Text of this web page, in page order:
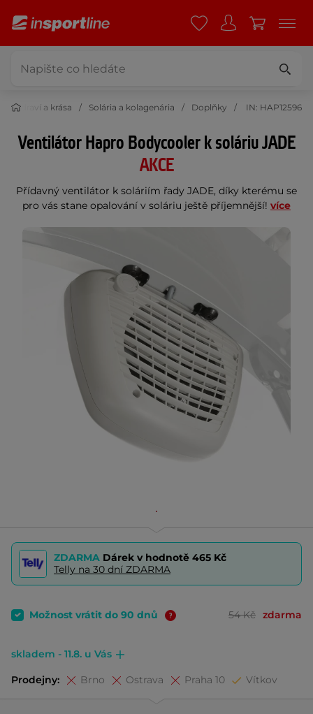
Zdraví a krása Solária a kolagenária Doplňky IN: HAP12596
Ventilátor Hapro Bodycooler k soláriu JADE
AKCE
Přídavný ventilátor k soláriím řady JADE, díky kterému se
pro vás stane opalování v soláriu ještě příjemnější! více
ZDARMA Dárek v hodnotě 465 Kč
Telly na 30 dní ZDARMA
Možnost vrátit do 90 dnů 54 Kč zdarma
skladem - 11.8. u Vás
Prodejny: Brno Ostrava Praha 10 Vítkov